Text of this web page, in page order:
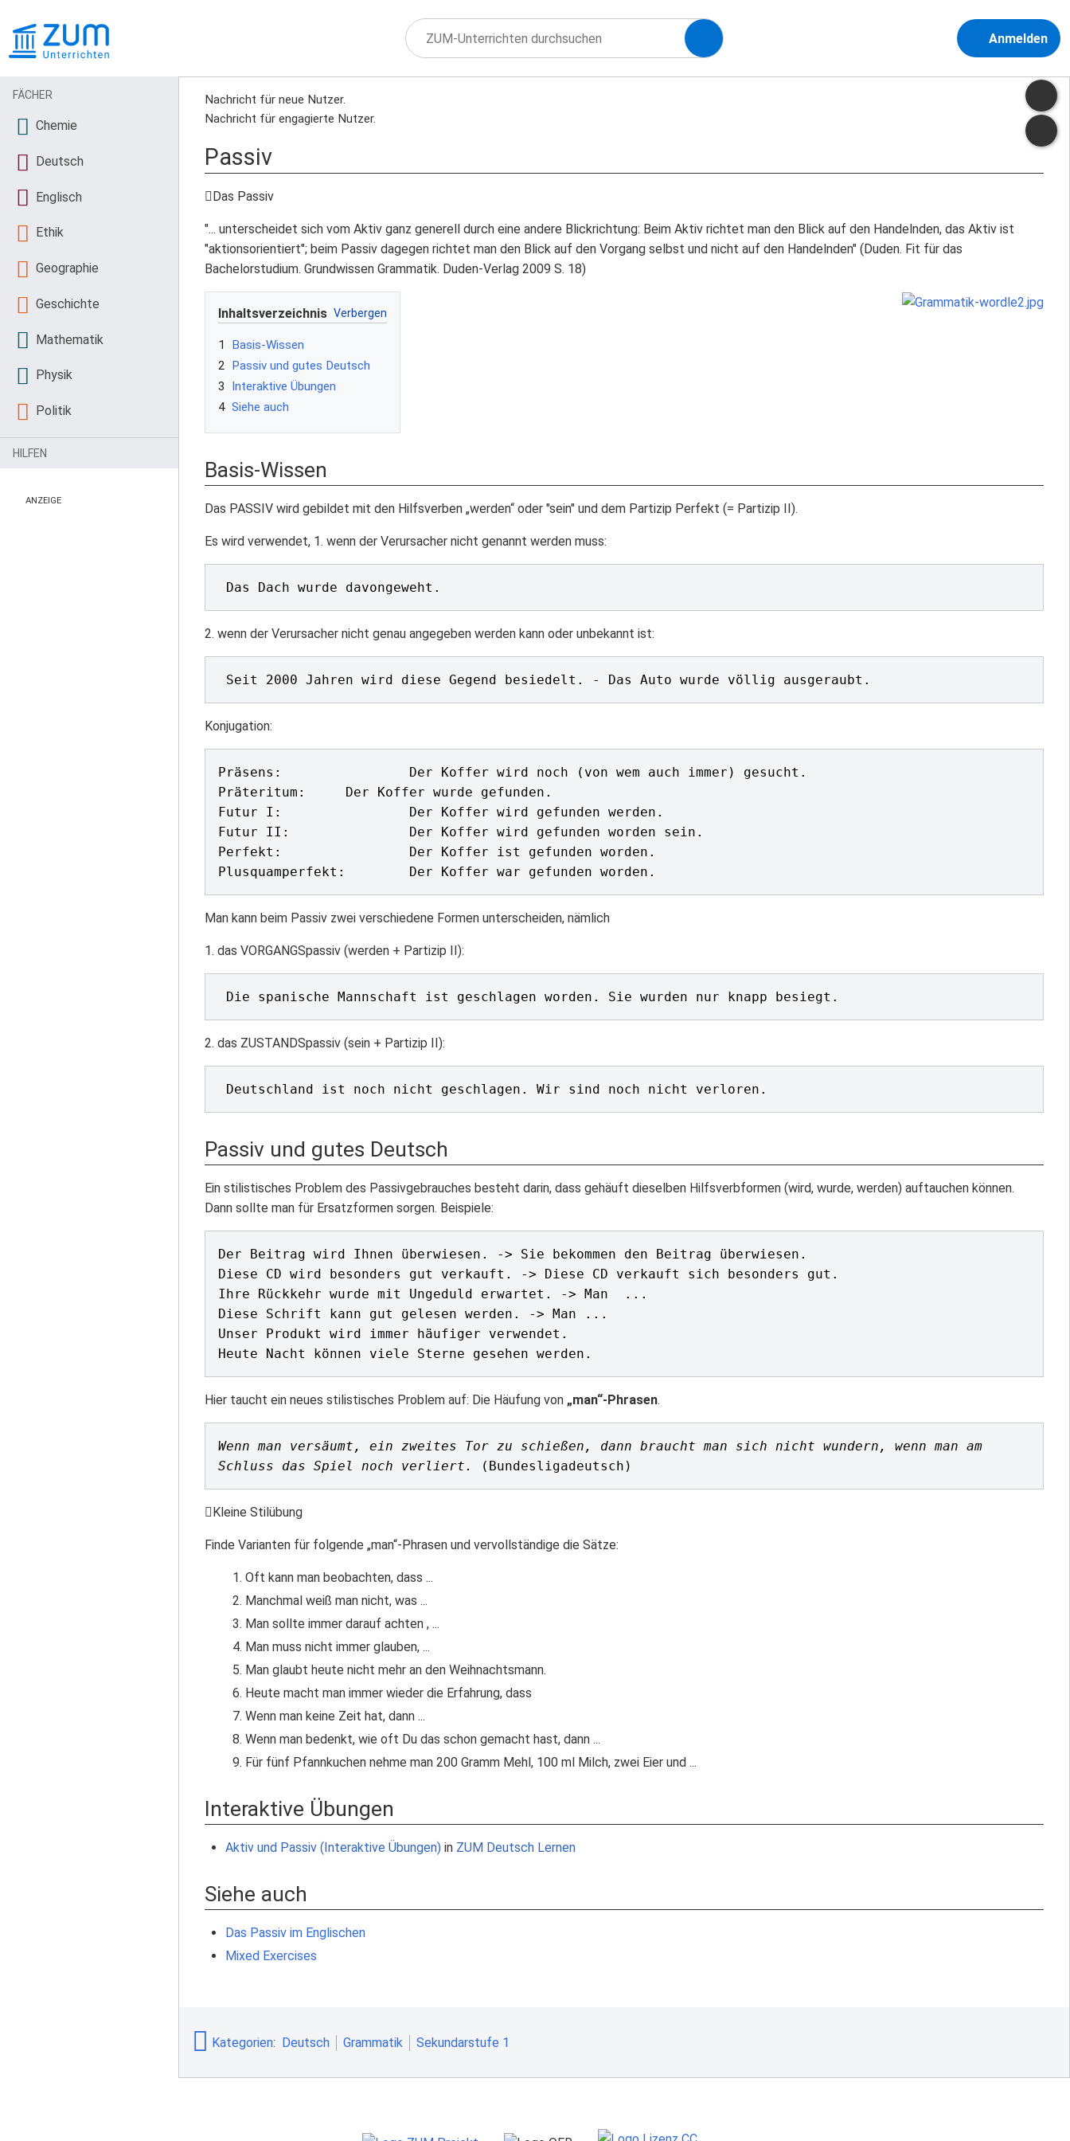
Anmelden
Nachricht für neue Nutzer.
Nachricht für engagierte Nutzer.
Passiv
Das Passiv
"... unterscheidet sich vom Aktiv ganz generell durch eine andere Blickrichtung: Beim Aktiv richtet man den Blick auf den Handelnden, das Aktiv ist
"aktionsorientiert"; beim Passiv dagegen richtet man den Blick auf den Vorgang selbst und nicht auf den Handelnden" (Duden. Fit für das
Bachelorstudium. Grundwissen Grammatik. Duden-Verlag 2009 S. 18)
Inhaltsverzeichnis
1
Basis-Wissen
2 Passiv und gutes Deutsch
3
Interaktive Übungen
4 Siehe auch
Basis-Wissen
Das PASSIV wird gebildet mit den Hilfsverben „werden“ oder "sein" und dem Partizip Perfekt (= Partizip II).
Es wird verwendet, 1. wenn der Verursacher nicht genannt werden muss:
2. wenn der Verursacher nicht genau angegeben werden kann oder unbekannt ist:
Konjugation:
Präsens: 		Der Koffer wird noch (von wem auch immer) gesucht.
Präteritum: 	Der Koffer wurde gefunden.
Futur I: 		Der Koffer wird gefunden werden.
Futur II: 		Der Koffer wird gefunden worden sein.
Perfekt: 		Der Koffer ist gefunden worden.
Man kann beim Passiv zwei verschiedene Formen unterscheiden, nämlich
1. das VORGANGSpassiv (werden + Partizip II):
2. das ZUSTANDSpassiv (sein + Partizip II):
Passiv und gutes Deutsch
Ein stilistisches Problem des Passivgebrauches besteht darin, dass gehäuft dieselben Hilfsverbformen (wird, wurde, werden) auftauchen können.
Dann sollte man für Ersatzformen sorgen. Beispiele:
Der Beitrag wird Ihnen überwiesen. -> Sie bekommen den Beitrag überwiesen.
Diese CD wird besonders gut verkauft. -> Diese CD verkauft sich besonders gut.
Ihre Rückkehr wurde mit Ungeduld erwartet. -> Man  ...
Diese Schrift kann gut gelesen werden. -> Man ...
Unser Produkt wird immer häufiger verwendet.
Hier taucht ein neues stilistisches Problem auf: Die Häufung von „man“-Phrasen.
Wenn man versäumt, ein zweites Tor zu schießen, dann braucht man sich nicht wundern, wenn man am
Schluss das Spiel noch verliert.
Kleine Stilübung
Finde Varianten für folgende „man“-Phrasen und vervollständige die Sätze:
Oft kann man beobachten, dass ...
Manchmal weiß man nicht, was ...
Man sollte immer darauf achten , ...
Man muss nicht immer glauben, ...
Man glaubt heute nicht mehr an den Weihnachtsmann.
Heute macht man immer wieder die Erfahrung, dass
Wenn man keine Zeit hat, dann ...
Wenn man bedenkt, wie oft Du das schon gemacht hast, dann ...
Für fünf Pfannkuchen nehme man 200 Gramm Mehl, 100 ml Milch, zwei Eier und ...
Interaktive Übungen
Aktiv und Passiv (Interaktive Übungen)in ZUM Deutsch Lernen
Siehe auch
Das Passiv im Englischen
Mixed Exercises
Kategorien: Deutsch Grammatik Sekundarstufe 1
FÄCHER
Chemie
Deutsch
Englisch
Ethik
Geographie
Geschichte
Mathematik
Physik
Politik
HILFEN
ANZEIGE